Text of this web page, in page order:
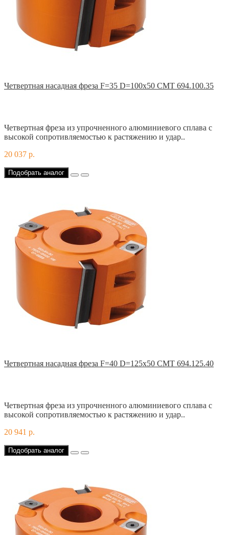
Четвертная насадная фреза F=35 D=100x50 CMT 694.100.35
Четвертная фреза из упрочненного алюминиевого сплава с
высокой сопротивляемостью к растяжению и удар..
20 037 р.
Подобрать аналог
Четвертная насадная фреза F=40 D=125x50 CMT 694.125.40
Четвертная фреза из упрочненного алюминиевого сплава с
высокой сопротивляемостью к растяжению и удар..
20 941 р.
Подобрать аналог